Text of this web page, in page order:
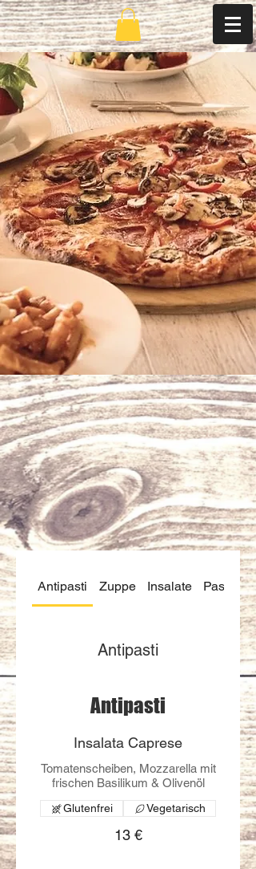
Antipasti Zuppe Insalate Pasta
Antipasti
Antipasti
Insalata Caprese
Tomatenscheiben, Mozzarella mit
frischen Basilikum & Olivenöl
13 €
Glutenfrei Vegetarisch